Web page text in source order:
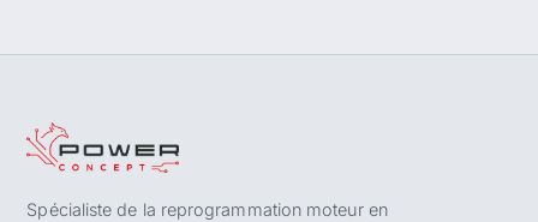
Spécialiste de la reprogrammation moteur en